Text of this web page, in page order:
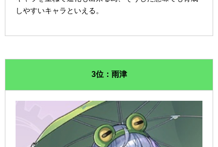
しやすいキャラといえる。
3位：雨津